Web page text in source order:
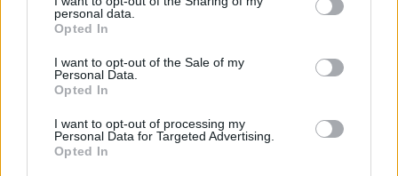
personal data.
Opted In
I want to opt-out of the Sale of my
Personal Data.
Opted In
I want to opt-out of processing my
Personal Data for Targeted Advertising.
Opted In
pirmininkė Ineta Kursevičienė ketvirtadienį
artimiesiems ir bičiuliams, o nukentėjusiems
kolegoms linkėjo kuo greičiau atsistoti ant kojų ir grįžti
į tarnybą.
Ji taip pat siejo dabartinį incidentą su rezonansine